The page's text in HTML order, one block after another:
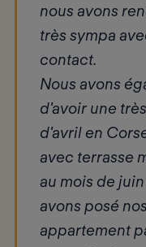
nous avons
très sympa
contact.
Nous avons
d'avoir une
d'avril en
avec terrasse
au mois de
avons posé
appartement